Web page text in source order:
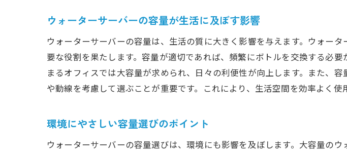
補充回数を減らすための
大容量がもたらす時間節
日常生活を快適にする
ウォーターサーバー容量選
よくある容量選びのミ
最適なウォーターサーバー
ウォーターサーバーの容量が生活に及ぼす影響
ウォーターサーバーの容量は、生活の質に大きく影響を与えます。ウォー
要な役割を果たします。容量が適切であれば、頻繁にボトルを交換する必
まるオフィスでは大容量が求められ、日々の利便性が向上します。また、
や動線を考慮して選ぶことが重要です。これにより、生活空間を効率よく使
環境にやさしい容量選びのポイント
ウォーターサーバーの容量選びは、環境にも影響を及ぼします。大容量の